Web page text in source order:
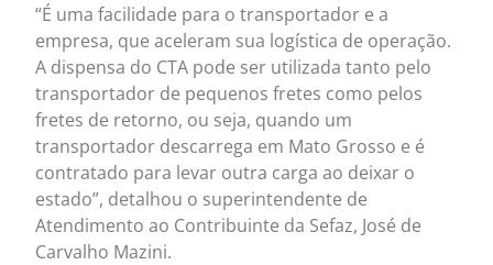
“É uma facilidade para o transportador e a
empresa, que aceleram sua logística de operação.
A dispensa do CTA pode ser utilizada tanto pelo
transportador de pequenos fretes como pelos
fretes de retorno, ou seja, quando um
transportador descarrega em Mato Grosso e é
contratado para levar outra carga ao deixar o
estado”, detalhou o superintendente de
Atendimento ao Contribuinte da Sefaz, José de
Carvalho Mazini.